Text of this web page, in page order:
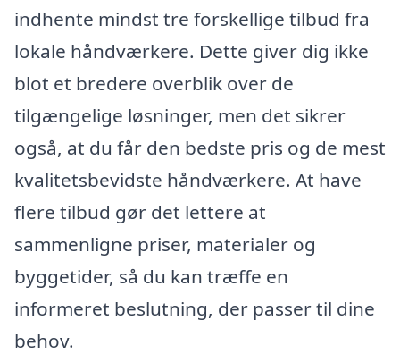
indhente mindst tre forskellige tilbud fra
lokale håndværkere. Dette giver dig ikke
blot et bredere overblik over de
tilgængelige løsninger, men det sikrer
også, at du får den bedste pris og de mest
kvalitetsbevidste håndværkere. At have
flere tilbud gør det lettere at
sammenligne priser, materialer og
byggetider, så du kan træffe en
informeret beslutning, der passer til dine
behov.